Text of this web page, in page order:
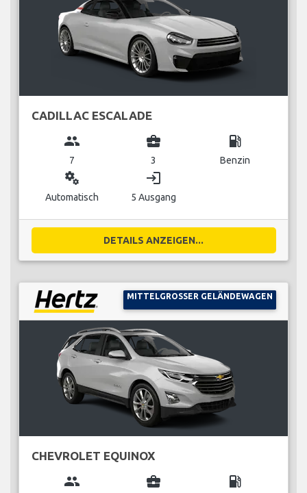
CADILLAC ESCALADE
group
7
business_center
3
local_gas_station
Benzin
miscellaneous_services
Automatisch
login
5 Ausgang
DETAILS ANZEIGEN...
MITTELGROSSER GELÄNDEWAGEN
CHEVROLET EQUINOX
group business_center local_gas_station